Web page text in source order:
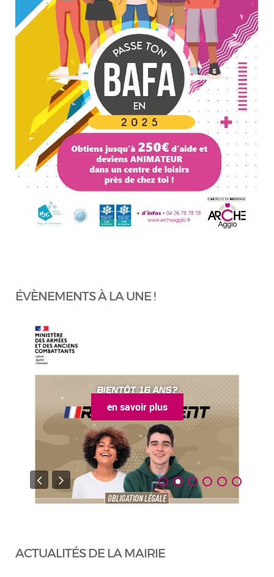
ÉVÈNEMENTS À LA UNE !
en savoir plus
ACTUALITÉS DE LA MAIRIE